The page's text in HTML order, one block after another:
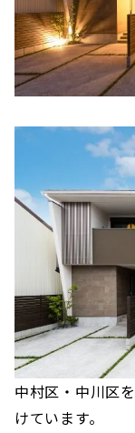
中村区・中川区
けています。